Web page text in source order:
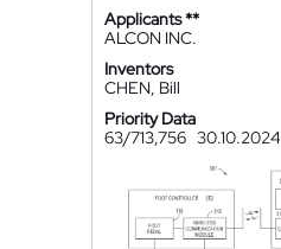
Applicants **
ALCON INC.
Inventors
CHEN, Bill
Priority Data
63/713,756 30.10.2024